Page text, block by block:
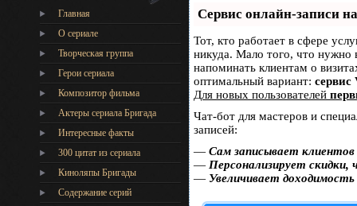
Главная
О сериале
Творческая группа
Герои сериала
Композитор фильма
Актеры сериала Бригада
Интересные факты
300 цитат из сериала
Киноляпы Бригады
Содержание серий
Сервис онлайн-записи
Тот, кто работает в сфере
никуда. Мало того, что нужно
напоминать клиентам о
оптимальный вариант: сервис
Для новых пользователей
Чат-бот для мастеров и
записей:
— Сам записывает
— Персонализирует скидки,
— Увеличивает